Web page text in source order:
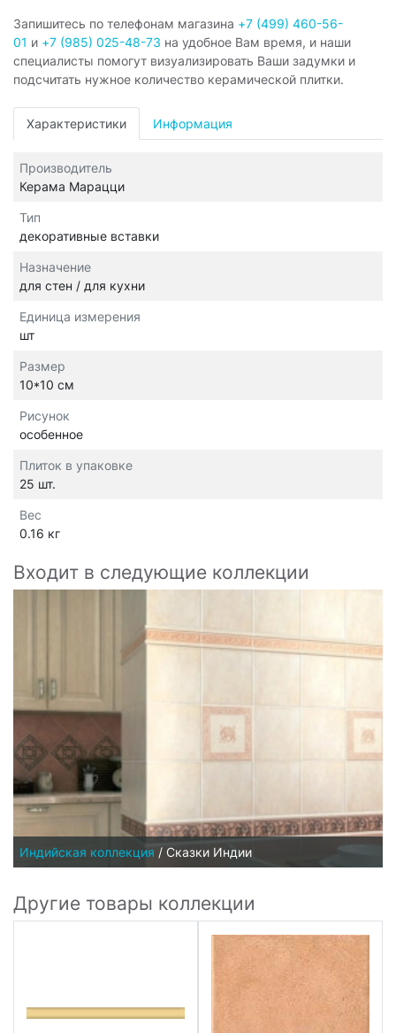
Запишитесь по телефонам магазина +7 (499) 460-56-
01 и +7 (985) 025-48-73 на удобное Вам время, и наши
специалисты помогут визуализировать Ваши задумки и
подсчитать нужное количество керамической плитки.
Характеристики Информация
Производитель
Керама Марацци
Тип
декоративные вставки
Назначение
для стен / для кухни
Единица измерения
шт
Размер
10*10 см
Рисунок
особенное
Плиток в упаковке
25 шт.
Вес
0.16 кг
Входит в следующие коллекции
Индийская коллекция / Сказки Индии
Другие товары коллекции